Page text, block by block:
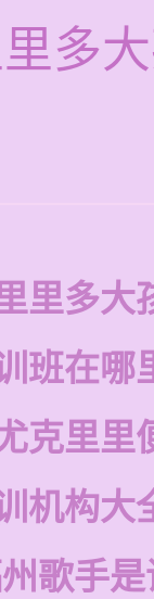
多
里多大
班在哪
克里里
机构大
歌手